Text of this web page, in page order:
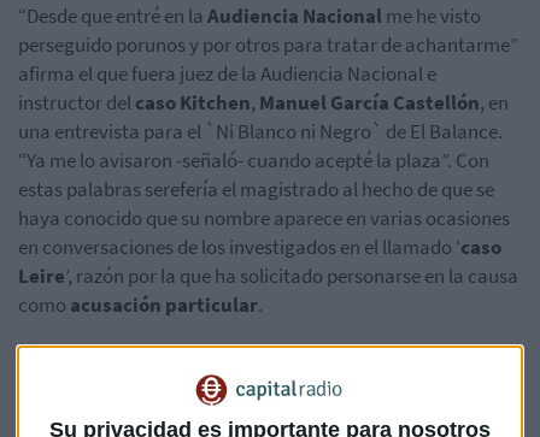
Su privacidad es importante para nosotros
“Desde que entré en la Audiencia Nacionalme he visto
perseguido porunos y por otros para tratar de achantarme”
afirma el que fuera juez de la Audiencia Nacional e
instructor delcaso Kitchen, Manuel García Castellón, en
una entrevista para el `Ni Blanco ni Negro` de El Balance.
“Ya me lo avisaron -señaló- cuando acepté la plaza”. Con
estas palabras serefería el magistrado al hecho de que se
haya conocido que su nombre aparece en varias ocasiones
en conversaciones de los investigados en el llamado ‘caso
Leire’, razón por la que ha solicitado personarse en la causa
como acusación particular.
Para García-Castellón “el
profesional que ha actuado en defensa de la democracia y
eso es lo que se quiere llenar defango” en referencia a las